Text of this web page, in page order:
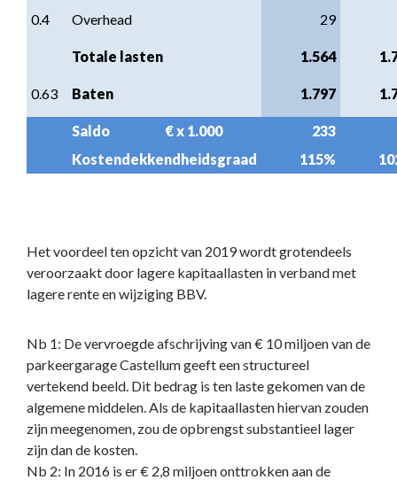
0.4
Overhead 29
Totale lasten 1.564
0.63 Baten 1.797
Saldo                     € x 1.000
233
Kostendekkendheidsgraad
115%
Het voordeel ten opzicht van 2019 wordt grotendeels
veroorzaakt door lagere kapitaallasten in verband met
lagere rente en wijziging BBV.
Nb 1: De vervroegde afschrijving van € 10 miljoen van de
parkeergarage Castellum geeft een structureel
vertekend beeld. Dit bedrag is ten laste gekomen van de
algemene middelen. Als de kapitaallasten hiervan zouden
zijn meegenomen, zou de opbrengst substantieel lager
zijn dan de kosten.
Nb 2: In 2016 is er € 2,8 miljoen onttrokken aan de